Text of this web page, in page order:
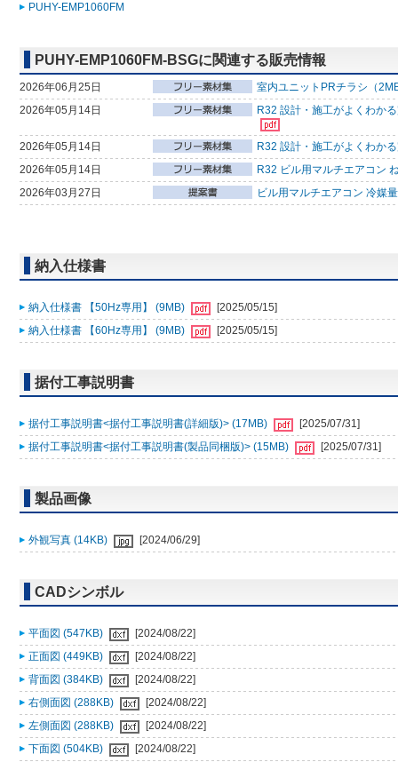
PUHY-EMP1060FM
PUHY-EMP1060FM-BSGに関連する販売情報
2026年06月25日
室内ユニットPRチラシ（
2026年05月14日
R32 設計・施工がよくわか
2026年05月14日
R32 設計・施工がよくわか
2026年05月14日
R32 ビル用マルチエアコン
2026年03月27日
ビル用マルチエアコン 冷媒
納入仕様書
納入仕様書 【50Hz専用】 (9MB)
[2025/05/15]
納入仕様書 【60Hz専用】 (9MB)
[2025/05/15]
据付工事説明書
据付工事説明書<据付工事説明書(詳細版)> (17MB)
[2025/07/31]
据付工事説明書<据付工事説明書(製品同梱版)> (15MB)
[2025/07/31]
製品画像
外観写真 (14KB) [2024/06/29]
CADシンボル
平面図 (547KB)
[2024/08/22]
正面図 (449KB)
[2024/08/22]
背面図 (384KB)
[2024/08/22]
右側面図 (288KB)
[2024/08/22]
左側面図 (288KB)
[2024/08/22]
下面図 (504KB)
[2024/08/22]